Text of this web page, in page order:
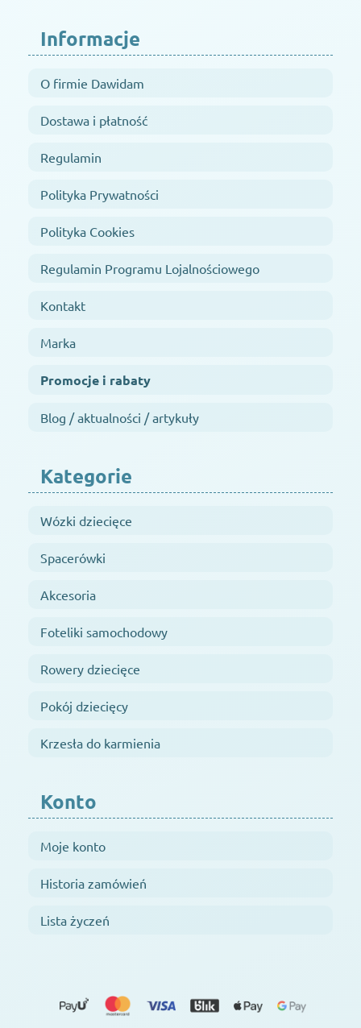
Informacje
O firmie Dawidam
Dostawa i płatność
Regulamin
Polityka Prywatności
Polityka Cookies
Regulamin Programu Lojalnościowego
Kontakt
Marka
Promocje i rabaty
Blog / aktualności / artykuły
Kategorie
Wózki dziecięce
Spacerówki
Akcesoria
Foteliki samochodowy
Rowery dziecięce
Pokój dziecięcy
Krzesła do karmienia
Konto
Moje konto
Historia zamówień
Lista życzeń